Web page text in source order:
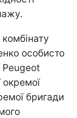
особисто
Peugeot
бригади